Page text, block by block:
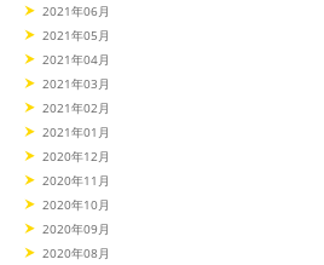
2021年06月
2021年05月
2021年04月
2021年03月
2021年02月
2021年01月
2020年12月
2020年11月
2020年10月
2020年09月
2020年08月